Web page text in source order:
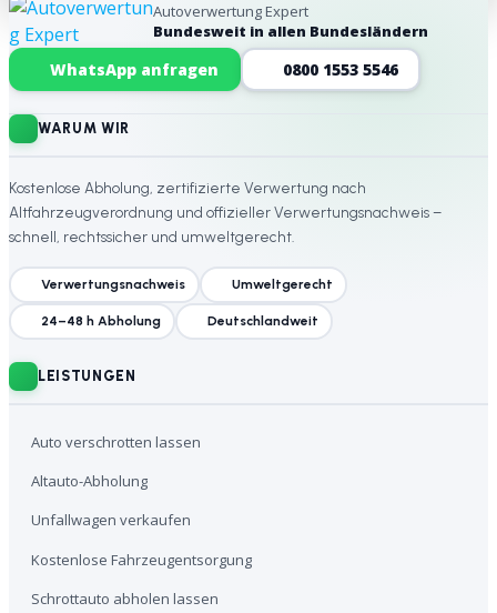
Website-Footer
Autoverwertung Expert
Bundesweit in allen Bundesländern
WhatsApp anfragen 0800 1553 5546
WARUM WIR
Kostenlose Abholung, zertifizierte Verwertung nach
Altfahrzeugverordnung und offizieller Verwertungsnachweis –
schnell, rechtssicher und umweltgerecht.
Verwertungsnachweis Umweltgerecht
24–48 h Abholung Deutschlandweit
LEISTUNGEN
Auto verschrotten lassen
Altauto-Abholung
Unfallwagen verkaufen
Kostenlose Fahrzeugentsorgung
Schrottauto abholen lassen